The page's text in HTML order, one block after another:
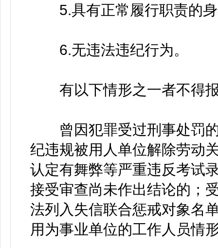
5.具有正常履行职责的身
6.无违法违纪行为。
有以下情形之一者不得
曾因犯罪受过刑事处罚的
纪违规被用人单位解除劳动
认定有舞弊等严重违反考试
接受审查尚未作出结论的；
法列入失信联合惩戒对象名
用为事业单位的工作人员情